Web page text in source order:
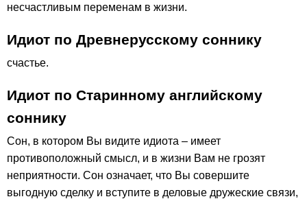
несчастливым переменам в жизни.
Идиот по Древнерусскому соннику
счастье.
Идиот по Старинному английскому
соннику
Сон, в котором Вы видите идиота – имеет
противоположный смысл, и в жизни Вам не грозят
неприятности. Сон означает, что Вы совершите
выгодную сделку и вступите в деловые дружеские связи,